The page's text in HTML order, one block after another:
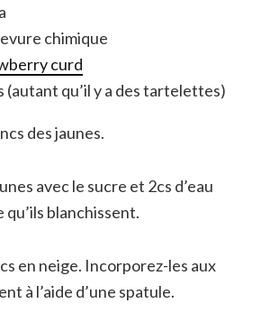
chimique
curd
(autant qu’il y a des tartelettes)
des jaunes.
avec le sucre et 2cs d’eau
qu’ils blanchissent.
en neige. Incorporez-les aux
à l’aide d’une spatule.